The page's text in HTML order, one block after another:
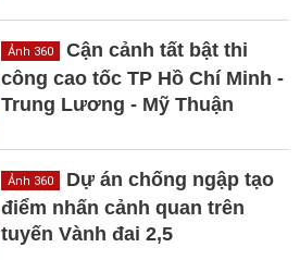
Ảnh 360
Cận cảnh tất bật thi
công cao tốc TP Hồ Chí Minh -
Trung Lương - Mỹ Thuận
Ảnh 360
Dự án chống ngập tạo
điểm nhấn cảnh quan trên
tuyến Vành đai 2,5